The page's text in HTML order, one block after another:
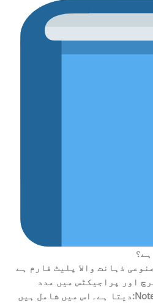
ذہانت والا پلیٹ فارم ہے
اور پراجیکٹس میں مدد
دیتا ہے۔اس میں شامل ہیں:Notebook LLM ProVIO3 Video